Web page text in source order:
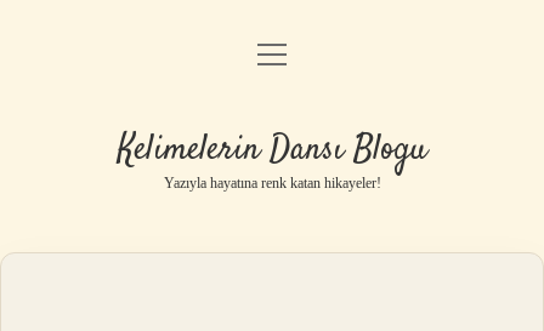
Anasayfa
Yasal Uyarı
menüyü
Kelimelerin Dansı Blogu
Yazıyla hayatına renk katan hikayeler!